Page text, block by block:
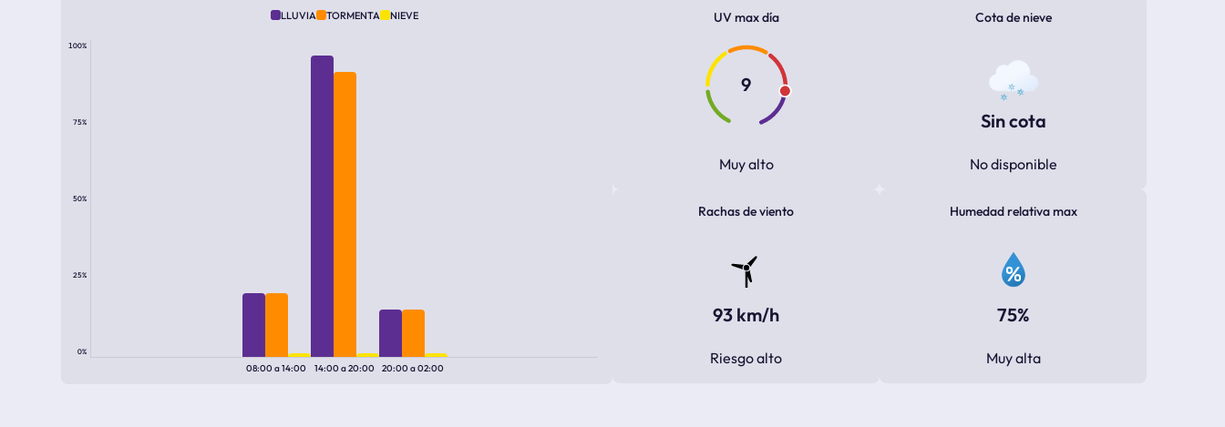
LLUVIA TORMENTA NIEVE
100%
75%
50%
25%
0%
08:00a14:00 14:00a20:00 20:00a02:00
UV max día
9
Muy alto
Cota de nieve
Sin cota
No disponible
Rachas de viento
93 km/h
Riesgo alto
Humedad relativa max
75%
Muy alta